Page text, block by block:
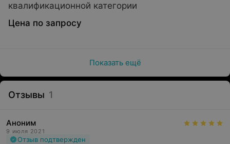
квалификационной категории
Цена по запросу
Показать ещё
Отзывы 1
Аноним
9 июля 2021
Отзыв подтвержден